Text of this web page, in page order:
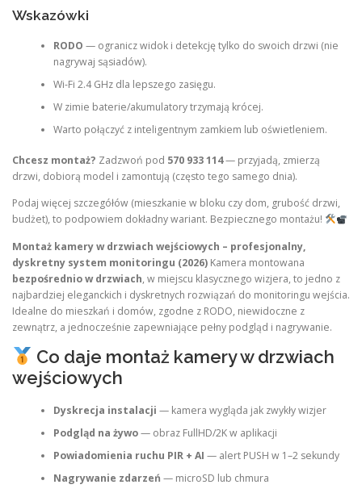
Wskazówki
RODO — ogranicz widok i detekcję tylko do swoich drzwi (nie
nagrywaj sąsiadów).
Wi-Fi 2.4 GHz dla lepszego zasięgu.
W zimie baterie/akumulatory trzymają krócej.
Warto połączyć z inteligentnym zamkiem lub oświetleniem.
Chcesz montaż? Zadzwoń pod 570 933 114— przyjadą, zmierzą
drzwi, dobiorą model i zamontują (często tego samego dnia).
Podaj więcej szczegółów (mieszkanie w bloku czy dom, grubość drzwi,
budżet), to podpowiem dokładny wariant. Bezpiecznego montażu!
Montaż kamery w drzwiach wejściowych – profesjonalny,
dyskretny system monitoringu (2026) Kamera montowana
bezpośrednio w drzwiach, w miejscu klasycznego wizjera, to jedno z
najbardziej eleganckich i dyskretnych rozwiązań do monitoringu wejścia.
Idealne do mieszkań i domów, zgodne z RODO, niewidoczne z
zewnątrz, a jednocześnie zapewniające pełny podgląd i nagrywanie.
Co daje montaż kamery w drzwiach
wejściowych
Dyskrecja instalacji — kamera wygląda jak zwykły wizjer
Podgląd na żywo— obraz FullHD/2K w aplikacji
Powiadomienia ruchu PIR + AI — alert PUSH w 1–2 sekundy
Nagrywanie zdarzeń — microSD lub chmura